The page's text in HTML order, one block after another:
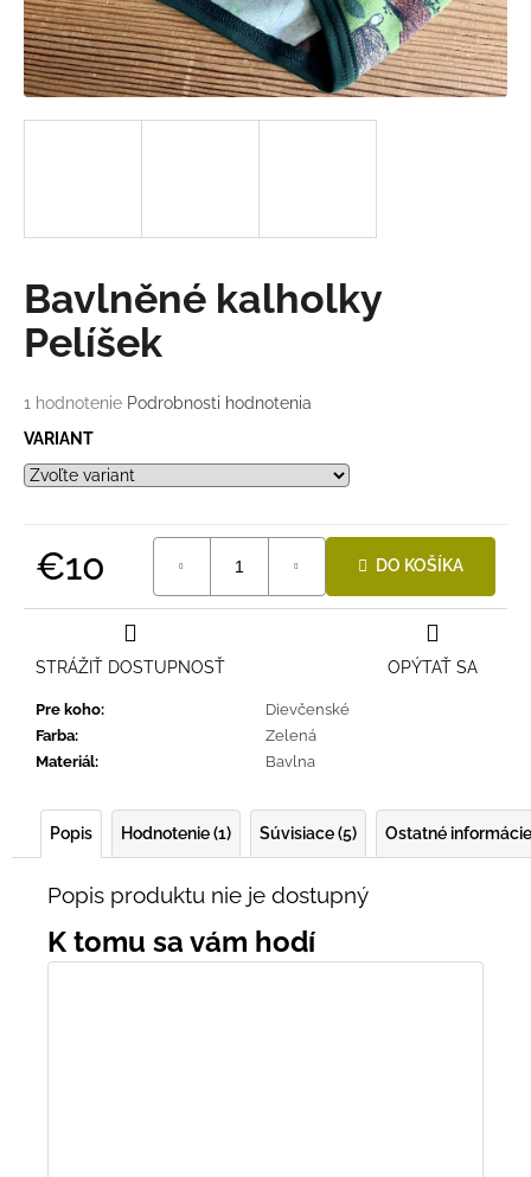
Priemerné
produktu
je
5,0
hviezdičiek.
1 hodnotenie Podrobnosti hodnotenia
Bavlněné kalholky
Pelíšek
VARIANT
€10 DO KOŠÍKA
Pre koho:
Dievčenské
Farba:
Zelená
Materiál: Bavlna
OPÝTAŤ SA
STRÁŽIŤ DOSTUPNOSŤ
Popis Hodnotenie (1) Súvisiace (5) Ostatné informácie
Popis produktu nie je dostupný
á
j
s
ť
d
p
o
r
č
m
e
TRIKO
PRUHY
MODRÉ